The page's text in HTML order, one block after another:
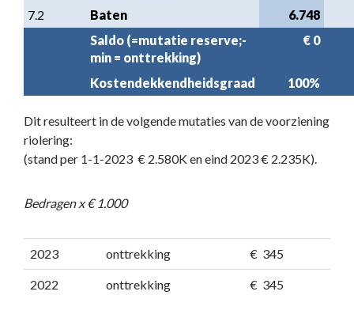
7.2
Baten
6.748
Saldo (=mutatie reserve;-
min = onttrekking)
€ 0
Kostendekkendheidsgraad 100%
Dit resulteert in de volgende mutaties van de voorziening
riolering:
(stand per 1-1-2023 € 2.580K en eind 2023 € 2.235K).
Bedragen x € 1.000
2023 onttrekking € 345
2022 onttrekking € 345